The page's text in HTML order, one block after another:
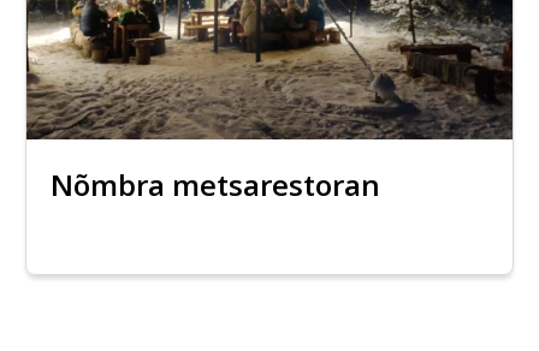
Nõmbra metsarestoran